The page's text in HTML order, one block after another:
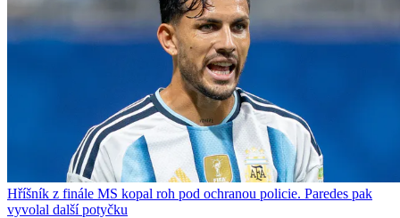
Hříšník z finále MS kopal roh pod ochranou policie. Paredes pak
vyvolal další potyčku